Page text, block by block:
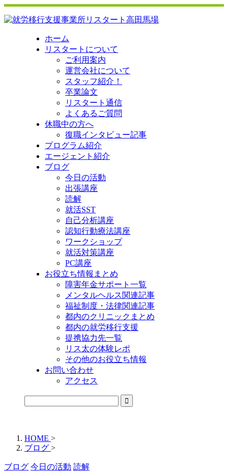
ホーム
リスタートについて
ご利用案内
運営会社について
スタッフ紹介！
卒業論文
リスタート通信
よくあるご質問
休職中の方へ
復職インタビュー記事
プログラム紹介
エージェント紹介
ブログ
今日の活動
出張講座
読解
就活SST
自己分析講座
認知行動療法講座
ワークショップ
就活対策講座
PC講座
お役立ち情報まとめ
障害年金サポート一覧
メンタルヘルス関連記事
福祉制度・法律関連記事
都内のクリニックまとめ
都内の就労移行支援
提携協力先一覧
リス太の体験レポ
その他のお役立ち情報
お問い合わせ
アクセス
HOME >
ブログ >
ブログ 今日の活動 読解